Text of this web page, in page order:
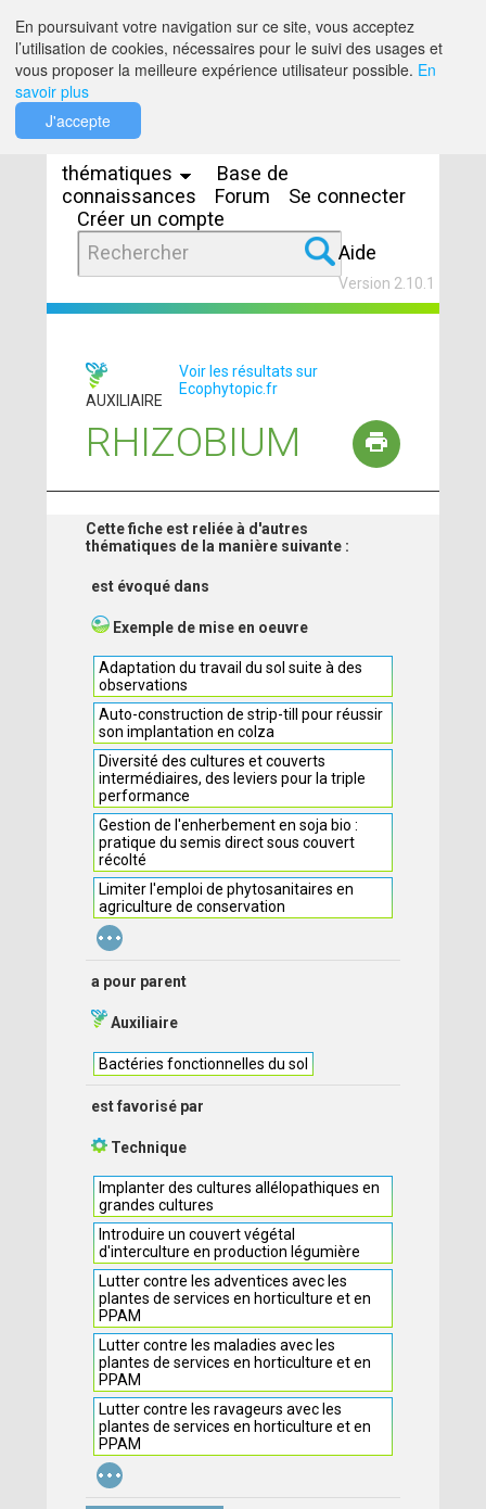
thématiques
Base de
connaissances
Forum
Se connecter
Créer un compte
Aide
Version 2.10.1
AUXILIAIRE
Voir les résultats sur
Ecophytopic.fr
RHIZOBIUM
Cette fiche est reliée à d'autres
thématiques de la manière suivante :
est évoqué dans
Exemple de mise en oeuvre
Adaptation du travail du sol suite à des
observations
Auto-construction de strip-till pour réussir
son implantation en colza
Diversité des cultures et couverts
intermédiaires, des leviers pour la triple
performance
Gestion de l'enherbement en soja bio :
pratique du semis direct sous couvert
récolté
Limiter l'emploi de phytosanitaires en
agriculture de conservation
...
a pour parent
Auxiliaire
Bactéries fonctionnelles du sol
est favorisé par
Technique
Implanter des cultures allélopathiques en
grandes cultures
Introduire un couvert végétal
d'interculture en production légumière
Lutter contre les adventices avec les
plantes de services en horticulture et en
PPAM
Lutter contre les maladies avec les
plantes de services en horticulture et en
PPAM
Lutter contre les ravageurs avec les
plantes de services en horticulture et en
PPAM
...
En poursuivant votre navigation sur ce site, vous acceptez
l’utilisation de cookies, nécessaires pour le suivi des usages et
vous proposer la meilleure expérience utilisateur possible. En
savoir plus
J'accepte